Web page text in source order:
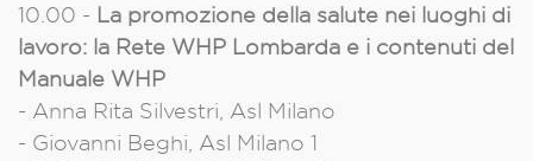
10.00 - La promozione della salute nei luoghi di
lavoro: la Rete WHP Lombarda e i contenuti del
Manuale WHP
- Anna Rita Silvestri, Asl Milano
- Giovanni Beghi, Asl Milano 1